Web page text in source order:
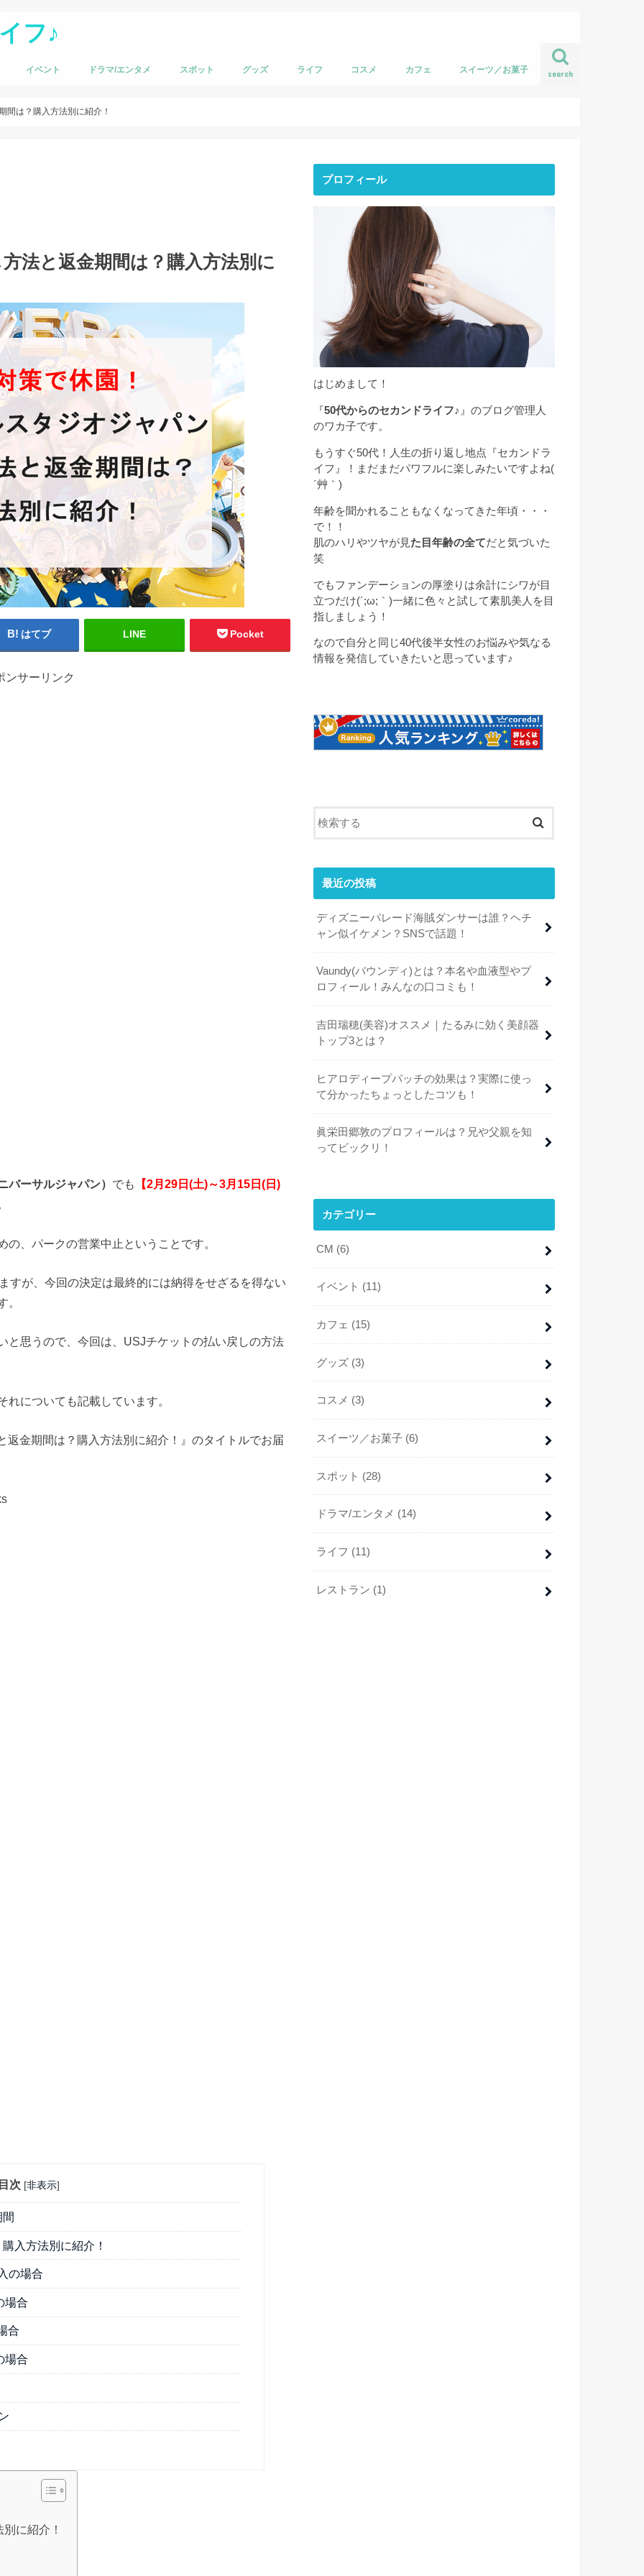
フ♪
search
イベント ドラマ/エンタメ スポット グッズ ライフ コスメ カフェ スイーツ／お菓子
間は？購入方法別に紹介！
法と返金期間は？購入方法別に
はてブ LINE Pocket
ンサーリンク
バーサルジャパン） でも
【2月29日(土)～3月15日(日)
、パークの営業中止ということです。
すが、今回の決定は最終的には納得をせざるを得ない
。
と思うので、今回は、USJチケットの払い戻しの方法
についても記載しています。
金期間は？購入方法別に紹介！』のタイトルでお届
次 [非表示]
入方法別に紹介！
の場合
場合
合
場合
に紹介！
プロフィール
はじめまして！
『50代からのセカンドライフ♪ 』のブログ管理人
のワカ子です。
もうすぐ50代！人生の折り返し地点『セカンドラ
イフ』！まだまだパワフルに楽しみたいですよね(
´艸｀)
年齢を聞かれることもなくなってきた年頃・・・
で！！
肌のハリやツヤが見た目年齢の全てだと気づいた
笑
でもファンデーションの厚塗りは余計にシワが目
立つだけ(´;ω;｀)一緒に色々と試して素肌美人を目
指しましょう！
なので自分と同じ40代後半女性のお悩みや気なる
情報を発信していきたいと思っています♪
最近の投稿
ディズニーパレード海賊ダンサーは誰？ヘチ
ャン似イケメン？SNSで話題！
Vaundy(バウンディ)とは？本名や血液型やプ
ロフィール！みんなの口コミも！
吉田瑞穂(美容)オススメ｜たるみに効く美顔器
トップ3とは？
ヒアロディープパッチの効果は？実際に使っ
て分かったちょっとしたコツも！
眞栄田郷敦のプロフィールは？兄や父親を知
ってビックリ！
カテゴリー
CM (6)
イベント (11)
カフェ (15)
グッズ (3)
コスメ (3)
スイーツ／お菓子 (6)
スポット (28)
ドラマ/エンタメ (14)
ライフ (11)
レストラン (1)